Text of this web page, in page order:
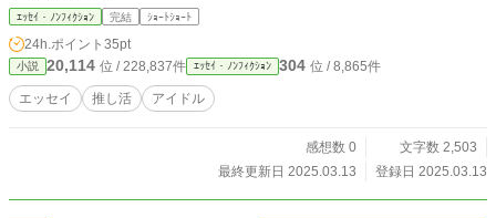
ｴｯｾｲ・ﾉﾝﾌｨｸｼｮﾝ 完結 ｼｮｰﾄｼｮｰﾄ
24h.ポイント 35pt
小説 20,114 位 / 228,837件 ｴｯｾｲ・ﾉﾝﾌｨｸｼｮﾝ 304 位 / 8,865件
エッセイ 推し活 アイドル
感想数 0
文字数 2,503
最終更新日 2025.03.13
登録日 2025.03.13